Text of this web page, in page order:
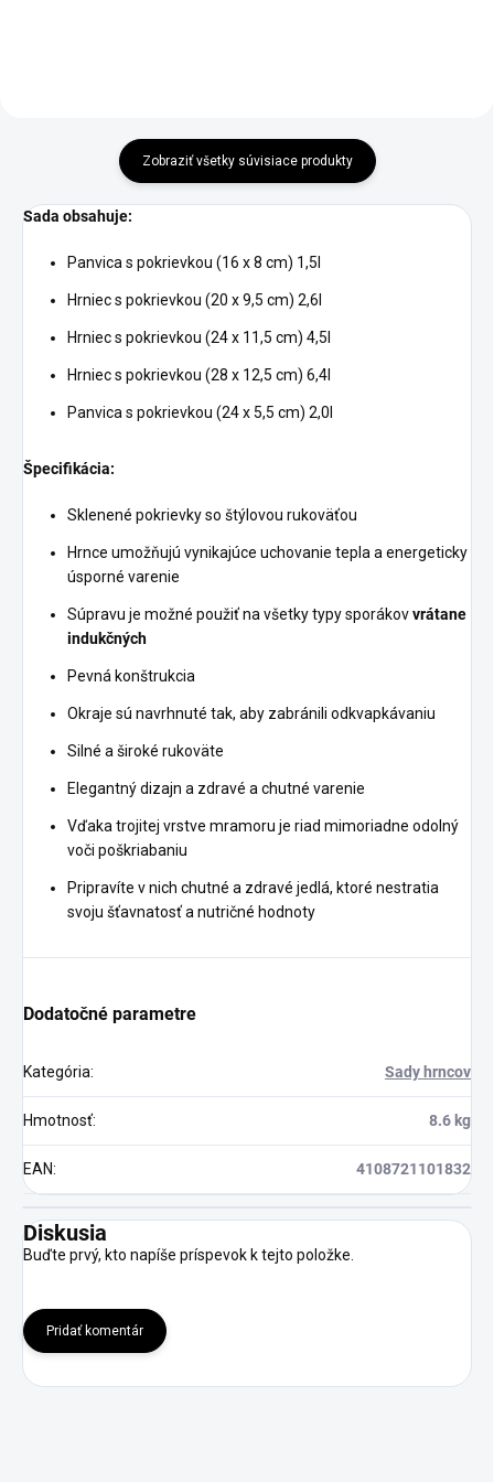
Zobraziť všetky súvisiace produkty
Sada obsahuje:
Panvica s pokrievkou (16 x 8 cm) 1,5l
Hrniec s pokrievkou (20 x 9,5 cm) 2,6l
Hrniec s pokrievkou (24 x 11,5 cm) 4,5l
Hrniec s pokrievkou (28 x 12,5 cm) 6,4l
Panvica s pokrievkou (24 x 5,5 cm) 2,0l
Špecifikácia:
Sklenené pokrievky so štýlovou rukoväťou
Hrnce umožňujú vynikajúce uchovanie tepla a energeticky
úsporné varenie
Súpravu je možné použiť na všetky typy sporákovvrátane
indukčných
Pevná konštrukcia
Okraje sú navrhnuté tak, aby zabránili odkvapkávaniu
Silné a široké rukoväte
Elegantný dizajn a zdravé a chutné varenie
Vďaka trojitej vrstve mramoru je riad mimoriadne odolný
voči poškriabaniu
Pripravíte v nich chutné a zdravé jedlá, ktoré nestratia
svoju šťavnatosť a nutričné ​​hodnoty
Dodatočné parametre
Kategória: Sady hrncov
Hmotnosť: 8.6 kg
EAN: 4108721101832
Diskusia
Buďte prvý, kto napíše príspevok k tejto položke.
Pridať komentár